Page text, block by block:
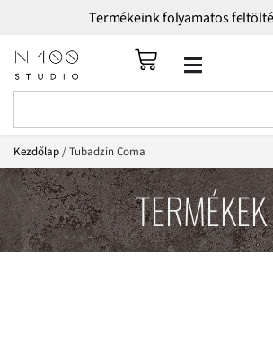
Termékeink folyamatos
Kezdőlap/ Tubadzin Coma
TERMÉKEK